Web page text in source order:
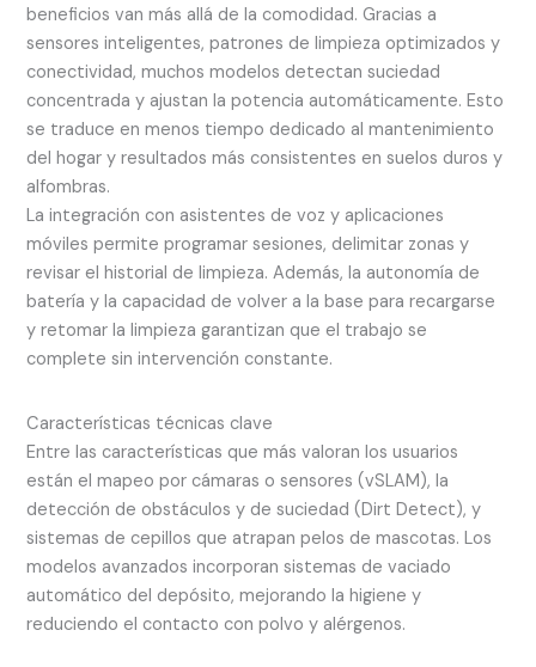
beneficios van más allá de la comodidad. Gracias a
sensores inteligentes, patrones de limpieza optimizados y
conectividad, muchos modelos detectan suciedad
concentrada y ajustan la potencia automáticamente. Esto
se traduce en menos tiempo dedicado al mantenimiento
del hogar y resultados más consistentes en suelos duros y
alfombras.
La integración con asistentes de voz y aplicaciones
móviles permite programar sesiones, delimitar zonas y
revisar el historial de limpieza. Además, la autonomía de
batería y la capacidad de volver a la base para recargarse
y retomar la limpieza garantizan que el trabajo se
complete sin intervención constante.
Características técnicas clave
Entre las características que más valoran los usuarios
están el mapeo por cámaras o sensores (vSLAM), la
detección de obstáculos y de suciedad (Dirt Detect), y
sistemas de cepillos que atrapan pelos de mascotas. Los
modelos avanzados incorporan sistemas de vaciado
automático del depósito, mejorando la higiene y
reduciendo el contacto con polvo y alérgenos.